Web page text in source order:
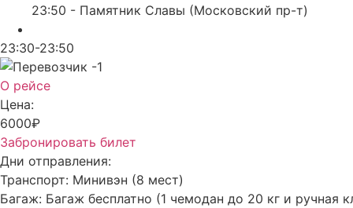
23:50 - Памятник Славы (Московский пр-т)
23:30-23:50
О рейсе
Цена:
6000₽
Забронировать билет
Дни отправления:
Транспорт: Минивэн (8 мест)
Багаж: Багаж бесплатно (1 чемодан до 20 кг и ручная